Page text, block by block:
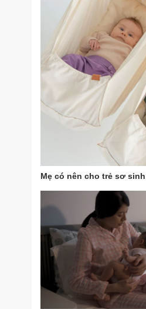
Mẹ có nên cho trẻ sơ